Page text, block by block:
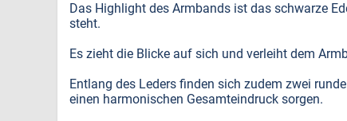
Das Highlight des Armbands ist das schwarze
steht.
Es zieht die Blicke auf sich und verleiht dem
Entlang des Leders finden sich zudem zwei
einen harmonischen Gesamteindruck sorgen.